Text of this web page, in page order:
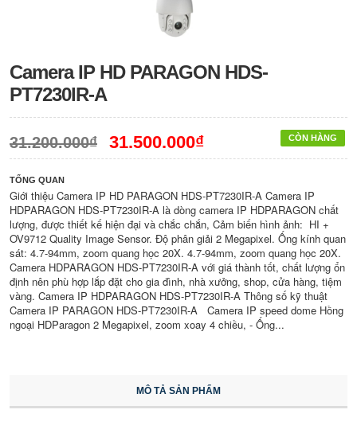
Camera IP HD PARAGON HDS-
PT7230IR-A
CÒN HÀNG
31.200.000₫ 31.500.000₫
TỔNG QUAN
Giới thiệu Camera IP HD PARAGON HDS-PT7230IR-A Camera IP
HDPARAGON HDS-PT7230IR-A là dòng camera IP HDPARAGON chất
lượng, được thiết kế hiện đại và chắc chắn, Cảm biến hình ảnh: HI +
OV9712 Quality Image Sensor. Độ phân giải 2 Megapixel. Ống kính quan
sát: 4.7-94mm, zoom quang học 20X. 4.7-94mm, zoom quang học 20X.
Camera HDPARAGON HDS-PT7230IR-A với giá thành tốt, chất lượng ổn
định nên phù hợp lắp đặt cho gia đình, nhà xưởng, shop, cửa hàng, tiệm
vàng. Camera IP HDPARAGON HDS-PT7230IR-A Thông số kỹ thuật
Camera IP PARAGON HDS-PT7230IR-A Camera IP speed dome Hồng
ngoại HDParagon 2 Megapixel, zoom xoay 4 chiều, - Ống...
MÔ TẢ SẢN PHẨM